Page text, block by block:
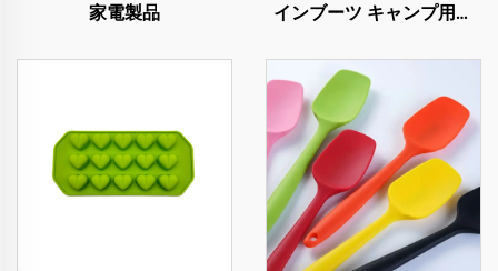
家電製品
インブーツ キャンプ用レ